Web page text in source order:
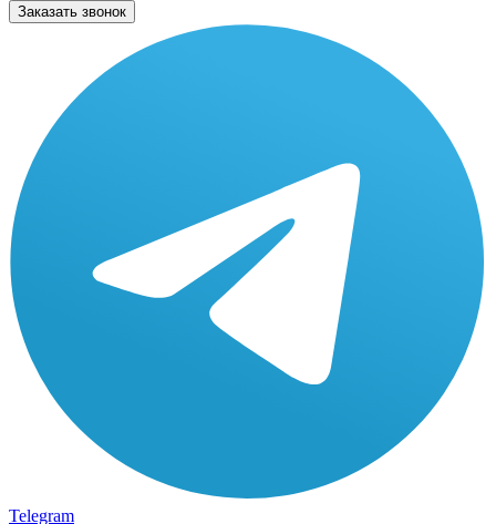
Заказать звонок
Telegram